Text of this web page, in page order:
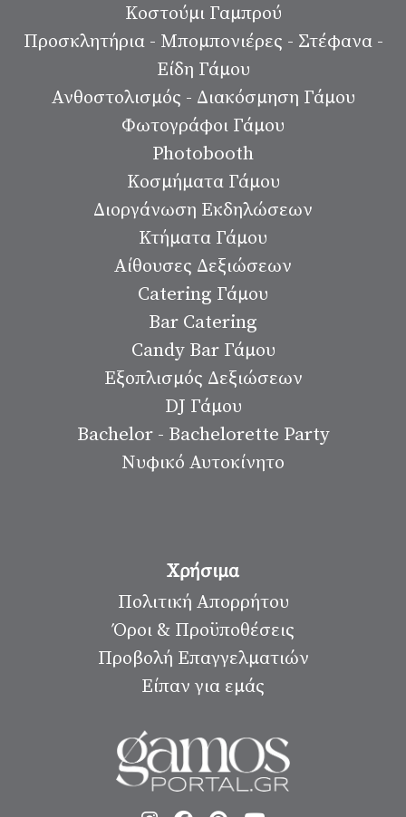
Κοστούμι Γαμπρού
Προσκλητήρια - Μπομπονιέρες - Στέφανα -
Είδη Γάμου
Ανθοστολισμός - Διακόσμηση Γάμου
Φωτογράφοι Γάμου
Photobooth
Κοσμήματα Γάμου
Διοργάνωση Εκδηλώσεων
Κτήματα Γάμου
Αίθουσες Δεξιώσεων
Catering Γάμου
Bar Catering
Candy Bar Γάμου
Εξοπλισμός Δεξιώσεων
DJ Γάμου
Bachelor - Bachelorette Party
Νυφικό Αυτοκίνητο
Χρήσιμα
Πολιτική Απορρήτου
Όροι & Προϋποθέσεις
Προβολή Επαγγελματιών
Είπαν για εμάς